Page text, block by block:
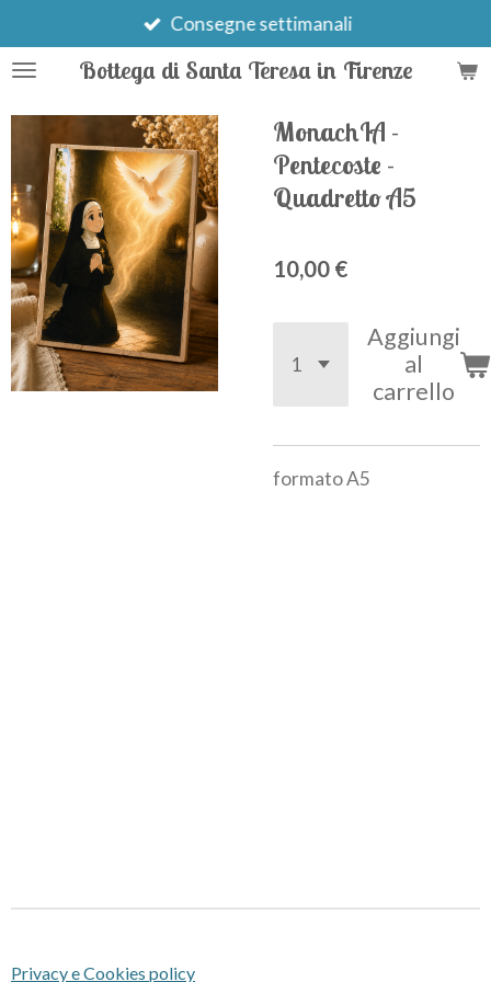
al
contenutoBottega di Santa Teresa in Firenze
Consegne settimanali
MonachIA -
Pentecoste -
Quadretto A5
10,00 €
Aggiungi
al
carrello
formato A5
Privacy e Cookies policy